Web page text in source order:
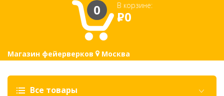
0 В корзине:
Р0
Магазин фейерверков Москва
Все товары